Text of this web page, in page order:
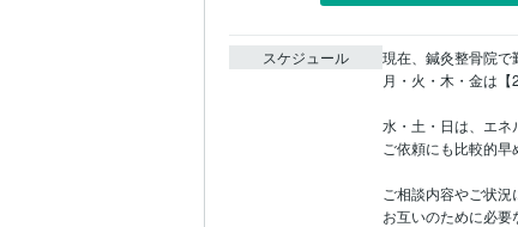
スケジュール
現在、鍼灸整骨院で
月・火・木・金は【
水・土・日は、エネ
ご依頼にも比較的早
ご相談内容やご状況
お互いのために必